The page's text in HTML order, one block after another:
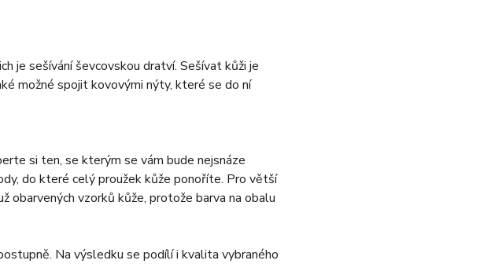
je sešívání ševcovskou dratví. Sešívat kůži je
možné spojit kovovými nýty, které se do ní
si ten, se kterým se vám bude nejsnáze
do které celý proužek kůže ponoříte. Pro větší
vzorků kůže, protože barva na obalu
Na výsledku se podílí i kvalita vybraného